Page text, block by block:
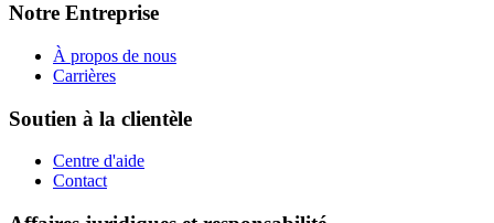
Notre Entreprise
À propos de nous
Carrières
Soutien à la clientèle
Centre d'aide
Contact